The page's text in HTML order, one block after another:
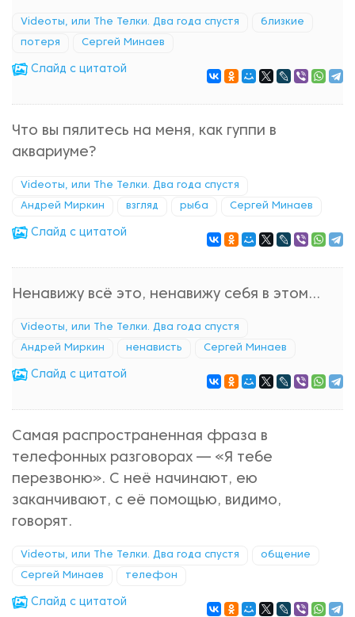
Videoты, или The Телки. Два года спустя близкие
потеря Сергей Минаев
Cлайд с цитатой
Что вы пялитесь на меня, как гуппи в
аквариуме?
Videoты, или The Телки. Два года спустя
Андрей Миркин взгляд рыба Сергей Минаев
Cлайд с цитатой
Ненавижу всё это, ненавижу себя в этом...
Videoты, или The Телки. Два года спустя
Андрей Миркин ненависть Сергей Минаев
Cлайд с цитатой
Самая распространенная фраза в
телефонных разговорах — «Я тебе
перезвоню». С неё начинают, ею
заканчивают, с её помощью, видимо,
говорят.
Videoты, или The Телки. Два года спустя общение
Сергей Минаев телефон
Cлайд с цитатой